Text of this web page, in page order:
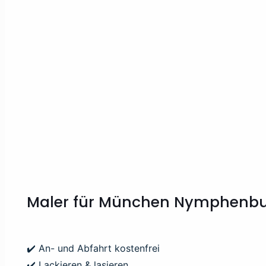
Maler für München
✔️ An- und Abfahrt kostenfrei